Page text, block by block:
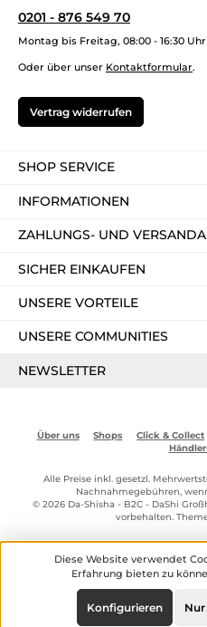
0201 - 876 549 70
Montag bis Freitag, 08:00 - 16:30 Uhr
Oder über unser Kontaktformular.
Vertrag widerrufen
SHOP SERVICE
INFORMATIONEN
ZAHLUNGS- UND
SICHER EINKAUFEN
UNSERE VORTEILE
UNSERE COMMUNITIES
NEWSLETTER
Über uns Shops Click & Collect
Alle Preise inkl. gesetzl.
Nachnahmegebühren,
© 2026 Da-Shisha - B2C - DaShi
vorbehalten.
Diese Website verwendet
Erfahrung bieten zu
Konfigurieren